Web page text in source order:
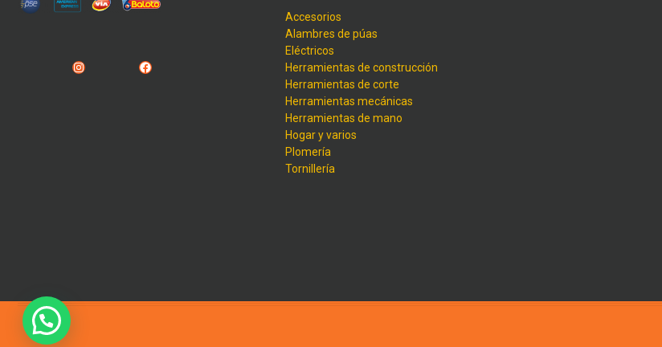
Instagram Facebook
Accesorios
Alambres de púas
Eléctricos
Herramientas de construcción
Herramientas de corte
Herramientas mecánicas
Herramientas de mano
Hogar y varios
Plomería
Tornillería